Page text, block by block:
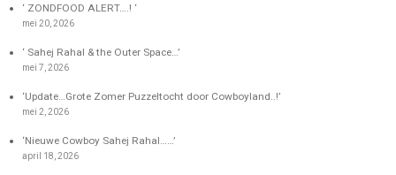
‘ ZONDFOOD ALERT….! ‘
mei 20, 2026
‘ Sahej Rahal & the Outer Space…’
mei 7, 2026
‘Update…Grote Zomer Puzzeltocht door Cowboyland..!’
mei 2, 2026
‘Nieuwe Cowboy Sahej Rahal……’
april 18, 2026